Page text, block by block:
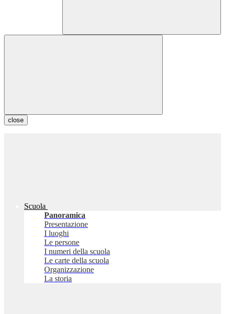
close
Scuola
Panoramica
Presentazione
I luoghi
Le persone
I numeri della scuola
Le carte della scuola
Organizzazione
La storia